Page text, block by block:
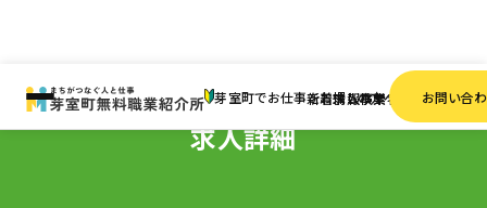
芽室町でお仕事をお探しの方へ
新着情報求人検索事業者一覧お問い合
機械製造（板金加工） 各種工作機械、溶接機、粉体塗装設備
求人詳細